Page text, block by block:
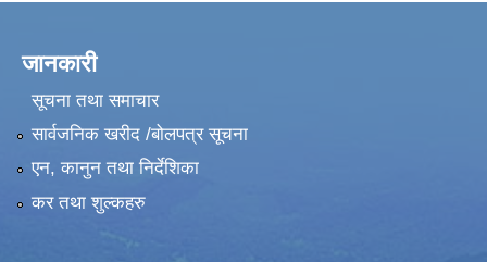
जानकारी
सूचना तथा समाचार
सार्वजनिक खरीद /बोलपत्र सूचना
एन, कानुन तथा निर्देशिका
कर तथा शुल्कहरु